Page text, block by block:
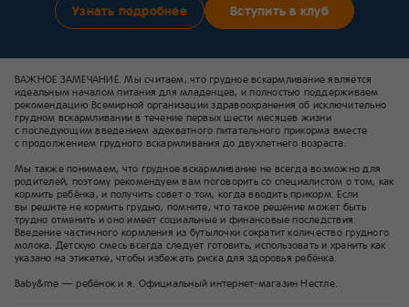
Узнать подробнее Вступить в клуб
ВАЖНОЕ ЗАМЕЧАНИЕ. Мы считаем, что грудное вскармливание является
идеальным началом питания для младенцев, и полностью поддерживаем
рекомендацию Всемирной организации здравоохранения об исключительно
грудном вскармливании в течение первых шести месяцев жизни
с последующим введением адекватного питательного прикорма вместе
с продолжением грудного вскармливания до двухлетнего возраста.
Мы также понимаем, что грудное вскармливание не всегда возможно для
родителей, поэтому рекомендуем вам поговорить со специалистом о том, как
кормить ребёнка, и получить совет о том, когда вводить прикорм. Если
вы решите не кормить грудью, помните, что такое решение может быть
трудно отменить и оно имеет социальные и финансовые последствия.
Введение частичного кормления из бутылочки сократит количество грудного
молока. Детскую смесь всегда следует готовить, использовать и хранить как
указано на этикетке, чтобы избежать риска для здоровья ребёнка.
Baby&me — ребёнок и я. Официальный интернет-магазин Нестле.